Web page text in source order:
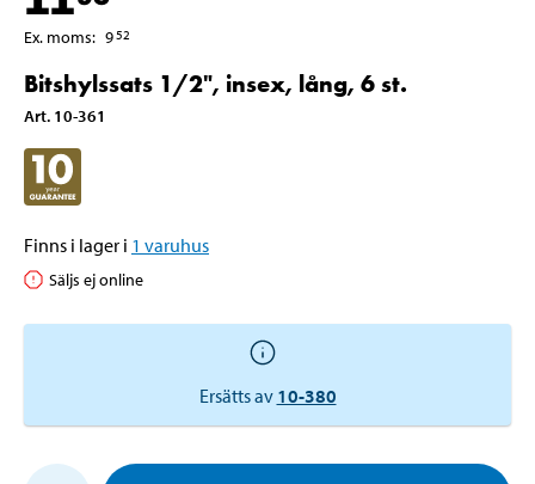
Ex. moms: 952
Bitshylssats 1/2", insex, lång, 6 st.
Art. 10-361
Finns i lager i 1 varuhus
Säljs ej online
Ersätts av 10-380